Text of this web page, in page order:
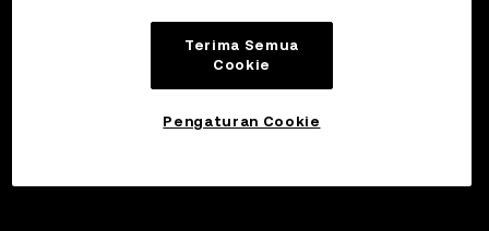
Terima Semua
Cookie
Pengaturan Cookie